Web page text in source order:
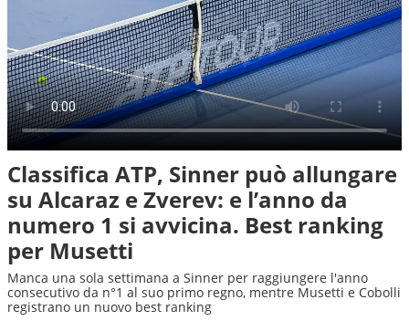
Classifica ATP, Sinner può allungare
su Alcaraz e Zverev: e l’anno da
numero 1 si avvicina. Best ranking
per Musetti
Manca una sola settimana a Sinner per raggiungere l'anno
consecutivo da n°1 al suo primo regno, mentre Musetti e Cobolli
registrano un nuovo best ranking